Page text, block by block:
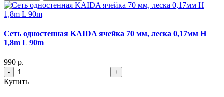
Сеть одностенная KAIDA ячейка 70 мм, леска 0,17мм Н
1,8m L 90m
990 р.
- +
Купить